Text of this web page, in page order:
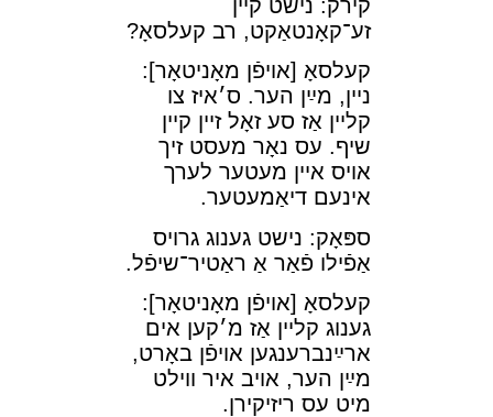
קירק: נישט קײן
זע־קאָנטאַקט, רב קעלסאָ?
קעלסאָ [אױפֿן מאָניטאָר]:
נײן, מײַן הער. ס׳איז צו
קלײן אַז סע זאָל זײן קײן
שיף. עס נאָר מעסט זיך
אױס אײן מעטער לערך
אינעם דיאַמעטער.
ספּאָק: נישט גענוג גרױס
אַפֿילו פֿאַר אַ ראַטיר־⁠שיפֿל.
קעלסאָ [אױפֿן מאָניטאָר]:
גענוג קלײן אַז מ׳קען אים
ארײַנברענגען אױפֿן באָרט,
מײַן הער, אױב איר װילט
מיט עס ריזיקירן.